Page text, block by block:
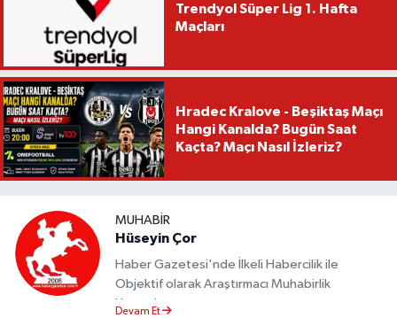
Trendyol Süper Lig 1. Hafta
Maçları
Hradec Kralove - Beşiktaş Maçı
Hangi Kanalda? Bugün Saat
Kaçta? Maçı Nasıl İzleriz?
MUHABIR
Hüseyin Çor
Haber Gazetesi'nde İlkeli Habercilik ile
Objektif olarak Araştırmacı Muhabirlik
Yapmaktayım.
Devam Et